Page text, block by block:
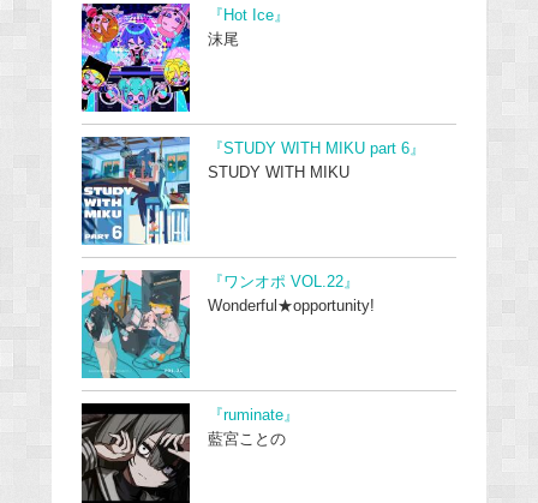
『Hot Ice』
沫尾
『STUDY WITH MIKU part 6』
STUDY WITH MIKU
『ワンオポ VOL.22』
Wonderful★opportunity!
『ruminate』
藍宮ことの